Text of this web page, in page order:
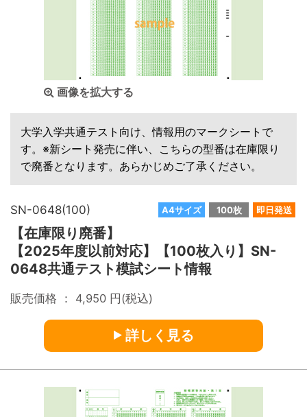
画像を拡大する
大学入学共通テスト向け、情報用のマークシートで
す。※新シート発売に伴い、こちらの型番は在庫限り
で廃番となります。あらかじめご了承ください。
A4サイズ 100枚 即日発送
SN-0648(100)
【在庫限り廃番】
【2025年度以前対応】【100枚入り】SN-
0648共通テスト模試シート情報
販売価格 ： 4,950 円(税込)
詳しく見る